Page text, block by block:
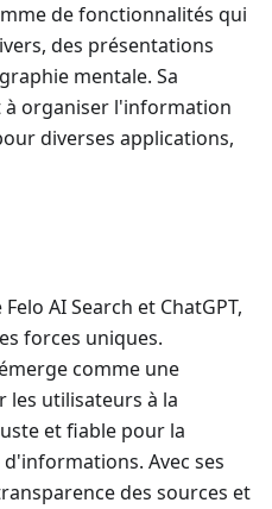
de fonctionnalités qui
des présentations
mentale. Sa
à organiser l'information
diverses applications,
AI Search et ChatGPT,
forces uniques.
comme une
les utilisateurs à la
et fiable pour la
Avec ses
des sources et